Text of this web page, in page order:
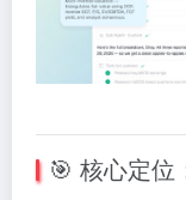
🎯 核心定位